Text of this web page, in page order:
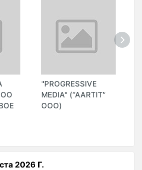
"PROGRESSIVE
MEDIA" (“AARTIT”
ООО)
2026 Г.